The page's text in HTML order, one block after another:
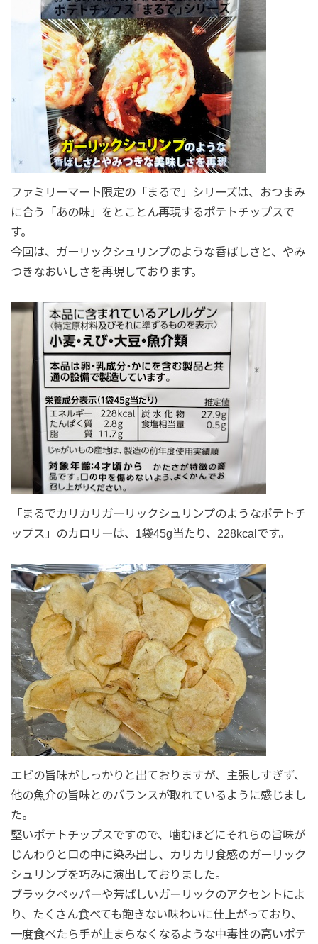
ファミリーマート限定の「まるで」シリーズは、おつまみ
に合う「あの味」をとことん再現するポテトチップスで
す。
今回は、ガーリックシュリンプのような香ばしさと、やみ
つきなおいしさを再現しております。
「まるでカリカリガーリックシュリンプのようなポテトチ
ップス」のカロリーは、1袋45g当たり、228kcalです。
エビの旨味がしっかりと出ておりますが、主張しすぎず、
他の魚介の旨味とのバランスが取れているように感じまし
た。
堅いポテトチップスですので、噛むほどにそれらの旨味が
じんわりと口の中に染み出し、カリカリ食感のガーリック
シュリンプを巧みに演出しておりました。
ブラックペッパーや芳ばしいガーリックのアクセントによ
り、たくさん食べても飽きない味わいに仕上がっており、
一度食べたら手が止まらなくなるような中毒性の高いポテ